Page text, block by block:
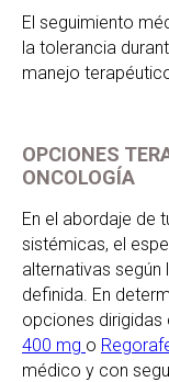
El seguimiento
la tolerancia
manejo
OPCIONES
ONCOLOGÍA
En el abordaje de
sistémicas, el
alternativas
definida. En
opciones dirigidas
400 mg o
médico y con